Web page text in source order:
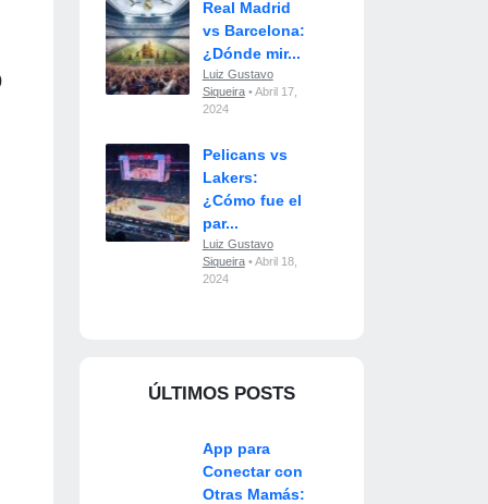
Real Madrid
vs Barcelona:
¿Dónde mir...
Luiz Gustavo
Siqueira• Abril 17,
2024
Pelicans vs
Lakers:
¿Cómo fue el
par...
Luiz Gustavo
Siqueira• Abril 18,
2024
ÚLTIMOS POSTS
App para
Conectar con
Otras Mamás: